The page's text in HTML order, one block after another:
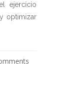
ejercicio
optimizar